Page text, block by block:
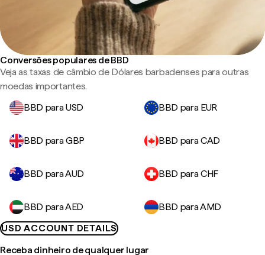
Conversões populares de BBD
Veja as taxas de câmbio de Dólares barbadenses para outras
moedas importantes.
BBD para USD
BBD para EUR
BBD para GBP BBD para CAD
BBD para AUD BBD para CHF
BBD para AED
BBD para AMD
USD ACCOUNT DETAILS
Receba dinheiro de qualquer lugar